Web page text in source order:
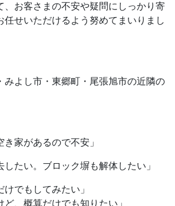
、お客さまの不安や疑問にしっかり寄
任せいただけるよう努めてまいりまし
みよし市・東郷町・尾張旭市の近隣の
き家があるので不安」
したい。ブロック塀も解体したい」
けでもしてみたい」
ど、概算だけでも知りたい」